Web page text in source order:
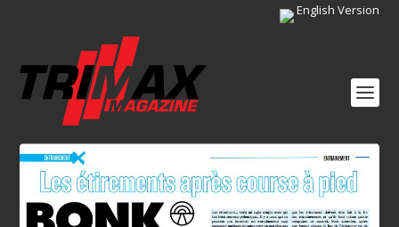
English Version